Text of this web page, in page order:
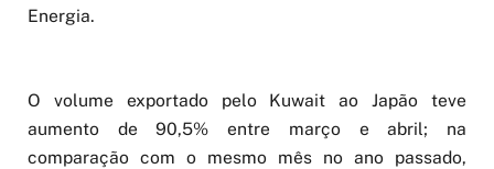
Energia.
O volume exportado pelo Kuwait ao Japão teve
aumento de 90,5% entre março e abril; na
comparação com o mesmo mês no ano passado,